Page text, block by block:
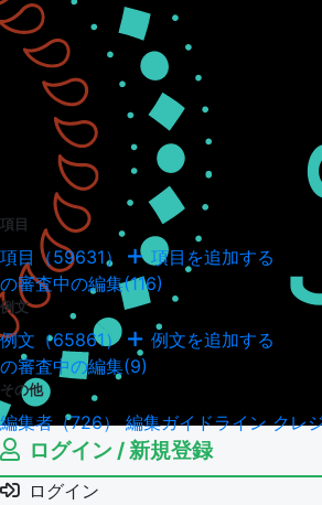
項目
項目（59631） 項目を追加する 項目
の審査中の編集(116)
例文
例文（65861） 例文を追加する
の審査中の編集(9)
その他
編集者（726）編集ガイドラインクレ
ログイン / 新規登録
ログイン